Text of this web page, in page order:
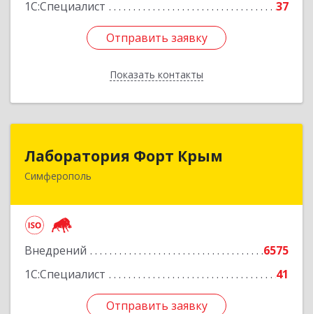
1С:Специалист 37
Отправить заявку
Показать контакты
Отправить заявку
Назад
Лаборатория Форт Крым
Симферополь
Внедрений
6575
1С:Специалист
41
Отправить заявку
295034, Крым Респ, Симферополь г, Киевская
Отправить заявку